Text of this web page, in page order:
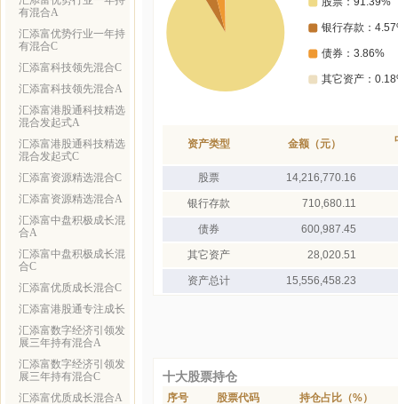
有混合A
汇添富优势行业一年持
有混合C
汇添富科技领先混合C
汇添富科技领先混合A
汇添富港股通科技精选
混合发起式A
汇添富港股通科技精选
混合发起式C
汇添富资源精选混合C
汇添富资源精选混合A
汇添富中盘积极成长混
合A
汇添富中盘积极成长混
合C
汇添富优质成长混合C
汇添富港股通专注成长
汇添富数字经济引领发
展三年持有混合A
汇添富数字经济引领发
展三年持有混合C
汇添富优质成长混合A
资产类型 金额（元）
股票 14,216,770.16
银行存款 710,680.11
债券 600,987.45
其它资产 28,020.51
资产总计 15,556,458.23
十大股票持仓
序号 股票代码 持仓占比（%）